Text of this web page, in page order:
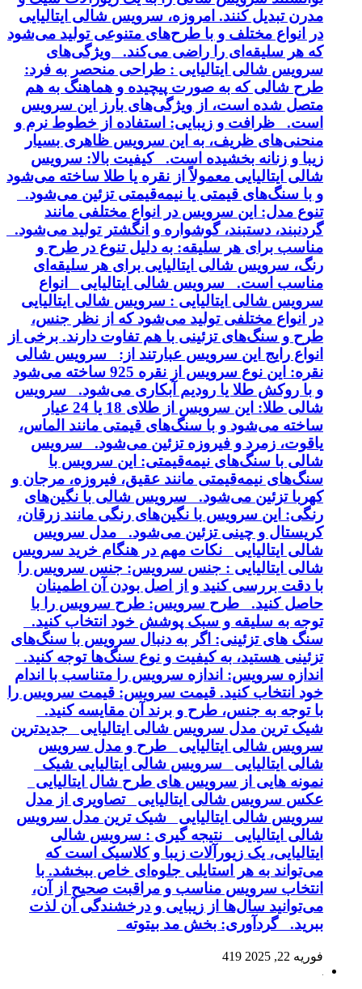
مدرن تبدیل کنند. امروزه، سرویس شالی ایتالیایی
در انواع مختلف و با طرح‌های متنوعی تولید می‌شود
که هر سلیقه‌ای را راضی می‌کند. ویژگی‌های
سرویس شالی ایتالیایی : طراحی منحصر به فرد:
طرح شالی که به صورت پیچیده و هماهنگ به هم
متصل شده است، از ویژگی‌های بارز این سرویس
است. ظرافت و زیبایی: استفاده از خطوط نرم و
منحنی‌های ظریف، به این سرویس ظاهری بسیار
زیبا و زنانه بخشیده است. کیفیت بالا: سرویس
شالی ایتالیایی معمولاً از نقره یا طلا ساخته می‌شود
و با سنگ‌های قیمتی یا نیمه‌قیمتی تزئین می‌شود.
تنوع مدل: این سرویس در انواع مختلفی مانند
گردنبند، دستبند، گوشواره و انگشتر تولید می‌شود.
مناسب برای هر سلیقه: به دلیل تنوع در طرح و
رنگ، سرویس شالی ایتالیایی برای هر سلیقه‌ای
مناسب است. سرویس شالی ایتالیایی انواع
سرویس شالی ایتالیایی : سرویس شالی ایتالیایی
در انواع مختلفی تولید می‌شود که از نظر جنس،
طرح و سنگ‌های تزئینی با هم تفاوت دارند. برخی از
انواع رایج این سرویس عبارتند از: سرویس شالی
نقره: این نوع سرویس از نقره 925 ساخته می‌شود
و با روکش طلا یا رودیم آبکاری می‌شود. سرویس
شالی طلا: این سرویس از طلای 18 یا 24 عیار
ساخته می‌شود و با سنگ‌های قیمتی مانند الماس،
یاقوت، زمرد و فیروزه تزئین می‌شود. سرویس
شالی با سنگ‌های نیمه‌قیمتی: این سرویس با
سنگ‌های نیمه‌قیمتی مانند عقیق، فیروزه، مرجان و
کهربا تزئین می‌شود. سرویس شالی با نگین‌های
رنگی: این سرویس با نگین‌های رنگی مانند زرقان،
کریستال و چینی تزئین می‌شود. مدل سرویس
شالی ایتالیایی نکات مهم در هنگام خرید سرویس
شالی ایتالیایی : جنس سرویس: جنس سرویس را
با دقت بررسی کنید و از اصل بودن آن اطمینان
حاصل کنید. طرح سرویس: طرح سرویس را با
توجه به سلیقه و سبک پوشش خود انتخاب کنید.
سنگ های تزئینی: اگر به دنبال سرویس با سنگ‌های
تزئینی هستید، به کیفیت و نوع سنگ‌ها توجه کنید.
اندازه سرویس: اندازه سرویس را متناسب با اندام
خود انتخاب کنید. قیمت سرویس: قیمت سرویس را
با توجه به جنس، طرح و برند آن مقایسه کنید.
شیک ترین مدل سرویس شالی ایتالیایی جدیدترین
سرویس شالی ایتالیایی طرح و مدل سرویس
شالی ایتالیایی سرویس شالی ایتالیایی شیک
نمونه هایی از سرویس های طرح شال ایتالیایی
عکس سرویس شالی ایتالیایی تصاویری از مدل
سرویس شالی ایتالیایی شیک ترین مدل سرویس
شالی ایتالیایی نتیجه گیری : سرویس شالی
ایتالیایی، یک زیورآلات زیبا و کلاسیک است که
می‌تواند به هر استایلی جلوه‌ای خاص ببخشد. با
انتخاب سرویس مناسب و مراقبت صحیح از آن،
می‌توانید سال‌ها از زیبایی و درخشندگی آن لذت
ببرید. گردآوری: بخش مد بیتوته
فوریه 22, 2025 419